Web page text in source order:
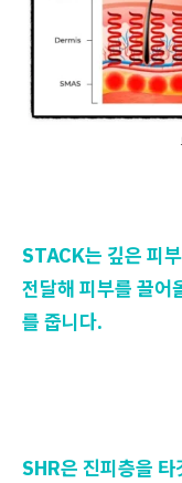
STACK는 깊은 피
전달해 피부를 끌어
를 줍니다.
SHR은 진피층을 타